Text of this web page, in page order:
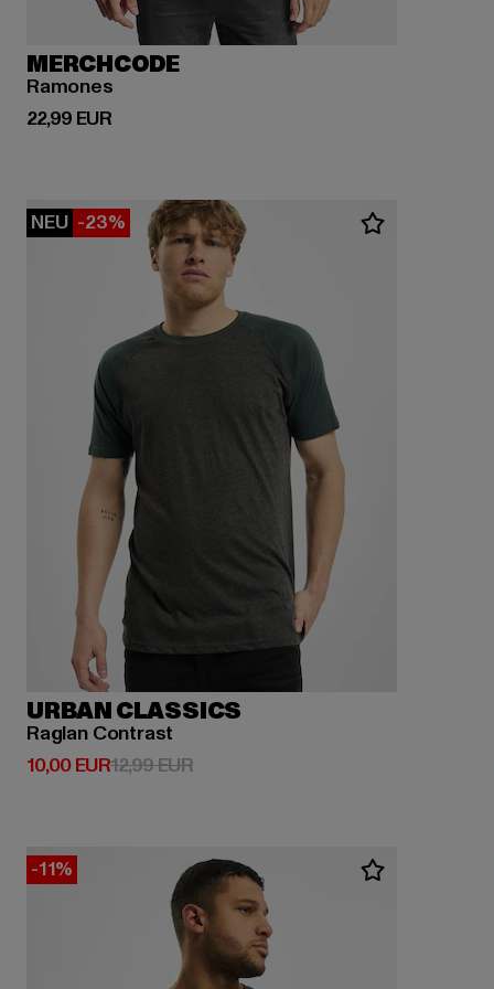
MERCHCODE
Ramones
22,99 EUR
Derzeitiger Preis: 22,99 EUR
NEU -23%
URBAN CLASSICS
Raglan Contrast
10,00 EUR
Derzeitiger Preis: 10,00 EUR
12,99 EURAktionspreis: 12,99 EUR
-11%